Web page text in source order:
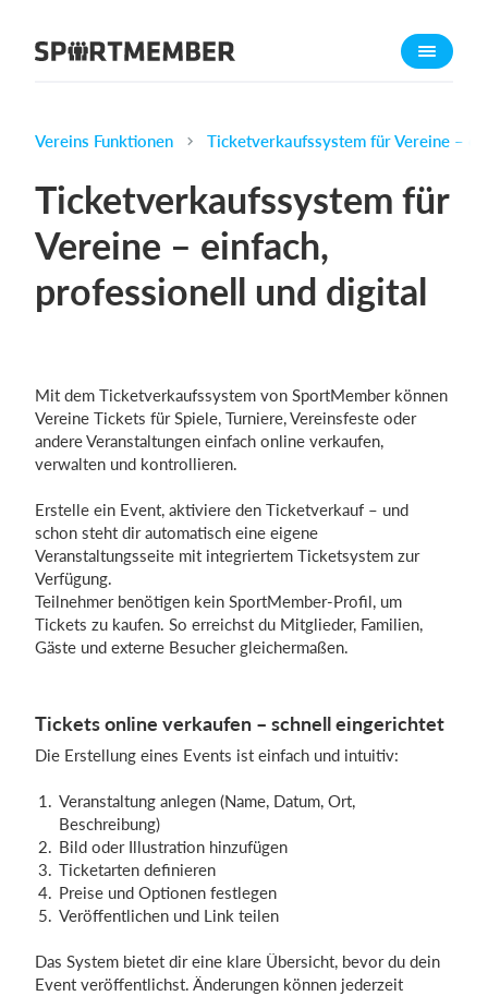
Über SportMember
Funktionen
Trainingsplan
Mitgliedsbeitrag
Belegungsplan
Was kostet es?
Einloggen
Vereins Funktionen Ticketverkaufssystem für Vereine –
Ticketverkaufssystem für
Vereine – einfach,
professionell und digital
Mit dem Ticketverkaufssystem von SportMember können
Vereine Tickets für Spiele, Turniere, Vereinsfeste oder
andere Veranstaltungen einfach online verkaufen,
verwalten und kontrollieren.
Erstelle ein Event, aktiviere den Ticketverkauf – und
schon steht dir automatisch eine eigene
Veranstaltungsseite mit integriertem Ticketsystem zur
Verfügung.
Teilnehmer benötigen kein SportMember-Profil, um
Tickets zu kaufen. So erreichst du Mitglieder, Familien,
Gäste und externe Besucher gleichermaßen.
Tickets online verkaufen – schnell eingerichtet
Die Erstellung eines Events ist einfach und intuitiv:
Veranstaltung anlegen (Name, Datum, Ort,
Beschreibung)
Bild oder Illustration hinzufügen
Ticketarten definieren
Preise und Optionen festlegen
Veröffentlichen und Link teilen
Das System bietet dir eine klare Übersicht, bevor du dein
Event veröffentlichst. Änderungen können jederzeit